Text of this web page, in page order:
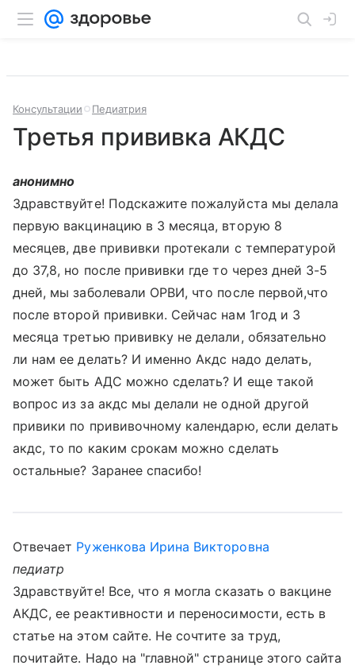
Консультации Педиатрия
Третья прививка АКДС
анонимно
Здравствуйте! Подскажите пожалуйста мы делала
первую вакцинацию в 3 месяца, вторую 8
месяцев, две прививки протекали с температурой
до 37,8, но после прививки где то через дней 3-5
дней, мы заболевали ОРВИ, что после первой,что
после второй прививки. Сейчас нам 1год и 3
месяца третью прививку не делали, обязательно
ли нам ее делать? И именно Акдс надо делать,
может быть АДС можно сделать? И еще такой
вопрос из за акдс мы делали не одной другой
привики по прививочному календарю, если делать
акдс, то по каким срокам можно сделать
остальные? Заранее спасибо!
Отвечает Руженкова Ирина Викторовна
педиатр
Здравствуйте! Все, что я могла сказать о вакцине
АКДС, ее реактивности и переносимости, есть в
статье на этом сайте. Не сочтите за труд,
почитайте. Надо на "главной" странице этого сайта